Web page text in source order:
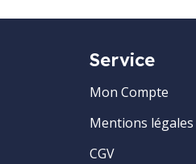
Service
Mon Compte
Mentions légales
CGV